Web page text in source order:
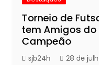
Torneio de
tem Amigos do
Campeão
sjb24h 28 de